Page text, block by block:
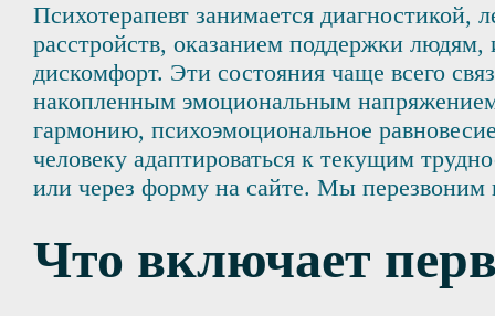
Психотерапевт занимается
расстройств, оказанием поддержки
дискомфорт. Эти состояния чаще всего
накопленным эмоциональным
гармонию, психоэмоциональное
человеку адаптироваться к текущим
или через форму на сайте. Мы перезвоним
Что включает